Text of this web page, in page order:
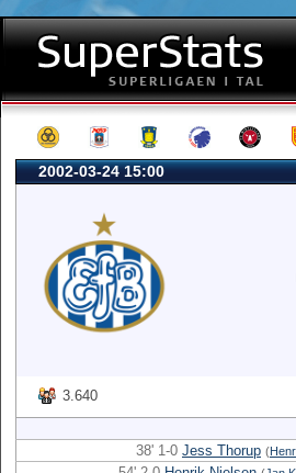
2002-03-24 15:00
3.640
38' 1-0 Jess Thorup (